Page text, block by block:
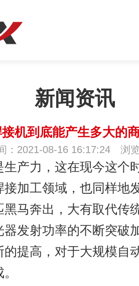
新闻资讯
机到底能产生多大的
：2021-08-16 16:17:24 浏
力，这在现今这个
接加工领域，也同样地
黑马奔出，大有取代传
器发射功率的不断突破
的提高，对于大规模自